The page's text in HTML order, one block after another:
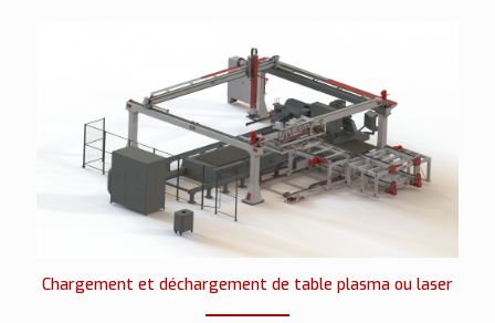
Chargement et déchargement de table plasma ou laser